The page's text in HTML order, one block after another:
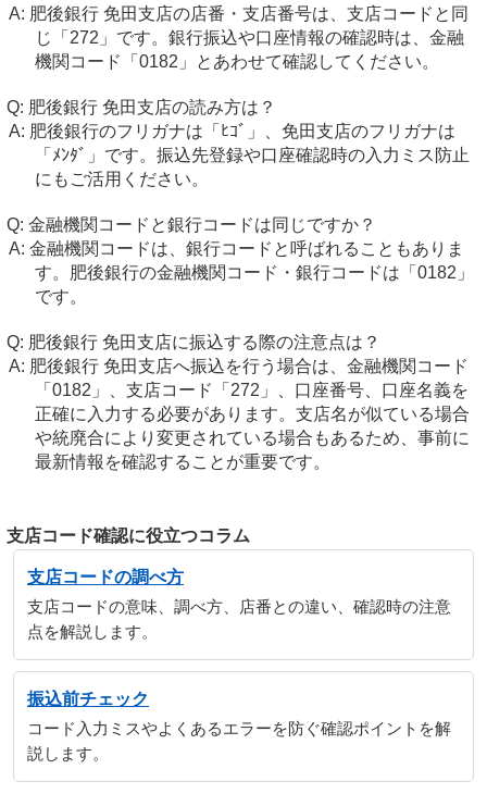
肥後銀行 免田支店の店番・支店番号は、支店コードと同
じ「272」です。銀行振込や口座情報の確認時は、金融
機関コード「0182」とあわせて確認してください。
肥後銀行 免田支店の読み方は？
肥後銀行のフリガナは「ﾋｺﾞ」、免田支店のフリガナは
「ﾒﾝﾀﾞ」です。振込先登録や口座確認時の入力ミス防止
にもご活用ください。
金融機関コードと銀行コードは同じですか？
金融機関コードは、銀行コードと呼ばれることもありま
す。肥後銀行の金融機関コード・銀行コードは「0182」
です。
肥後銀行 免田支店に振込する際の注意点は？
肥後銀行 免田支店へ振込を行う場合は、金融機関コード
「0182」、支店コード「272」、口座番号、口座名義を
正確に入力する必要があります。支店名が似ている場合
や統廃合により変更されている場合もあるため、事前に
最新情報を確認することが重要です。
支店コード確認に役立つコラム
支店コードの調べ方
支店コードの意味、調べ方、店番との違い、確認時の注意
点を解説します。
振込前チェック
コード入力ミスやよくあるエラーを防ぐ確認ポイントを解
説します。